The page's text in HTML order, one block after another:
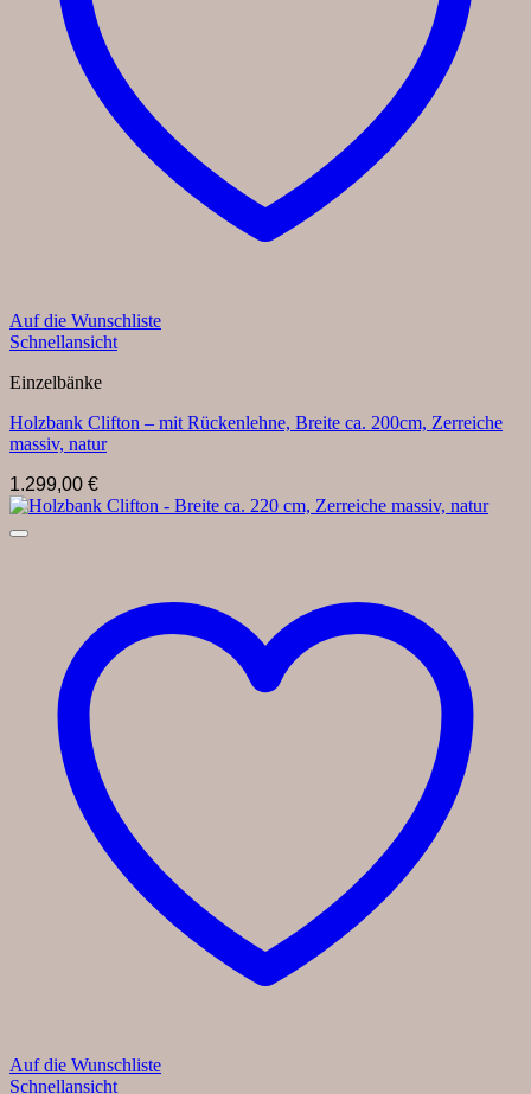
Auf die Wunschliste
Schnellansicht
Einzelbänke
Holzbank Clifton – mit Rückenlehne, Breite ca. 200cm, Zerreiche
massiv, natur
1.299,00 €
Auf die Wunschliste
Schnellansicht